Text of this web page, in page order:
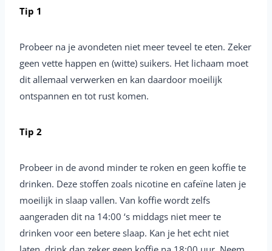
Tip 1
Probeer na je avondeten niet meer teveel te eten. Zeker
geen vette happen en (witte) suikers. Het lichaam moet
dit allemaal verwerken en kan daardoor moeilijk
ontspannen en tot rust komen.
Tip 2
Probeer in de avond minder te roken en geen koffie te
drinken. Deze stoffen zoals nicotine en cafeïne laten je
moeilijk in slaap vallen. Van koffie wordt zelfs
aangeraden dit na 14:00 ‘s middags niet meer te
drinken voor een betere slaap. Kan je het echt niet